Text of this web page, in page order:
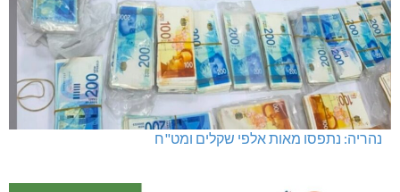
נהריה: נתפסו מאות אלפי שקלים ומט"ח